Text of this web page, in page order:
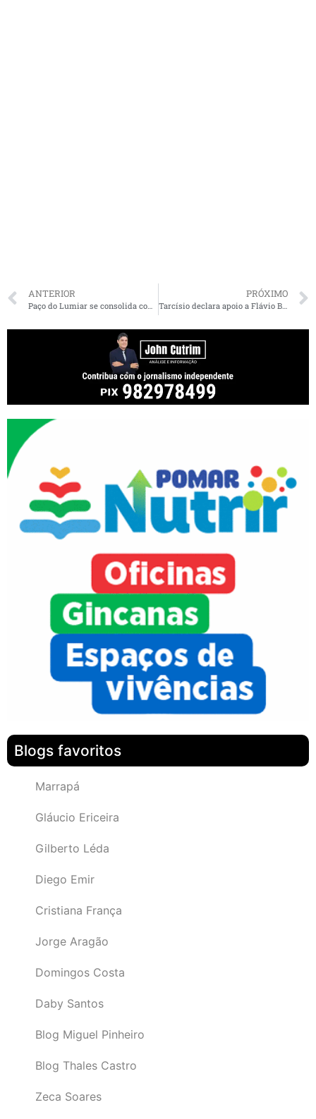
ANTERIOR PRÓXIMO
Tarcísio declara apoio a Flávio Bolsonaro, mas diz que direita terá mais candidatos em 2026
Blogs favoritos
Marrapá
Gláucio Ericeira
Gilberto Léda
Diego Emir
Cristiana França
Jorge Aragão
Domingos Costa
Daby Santos
Blog Miguel Pinheiro
Blog Thales Castro
Zeca Soares